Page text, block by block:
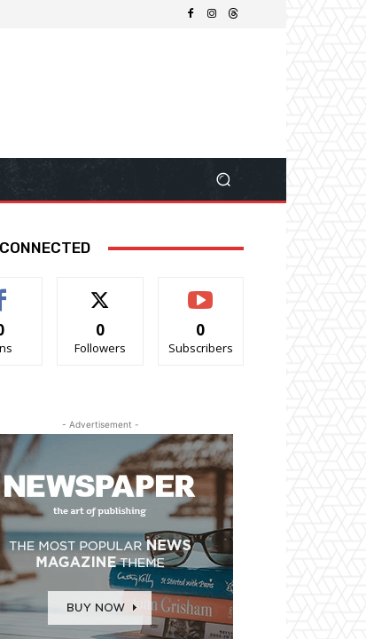
0
Followers
0
Subscribers
- Advertisement -